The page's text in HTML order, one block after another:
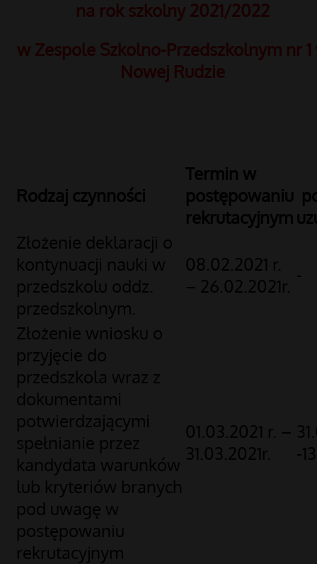
na rok szkolny 2021/2022
w Zespole Szkolno-Przedszkolnym nr 1
Nowej Rudzie
Rodzaj czynności
Termin w
postępowaniu
rekrutacyjnym
Złożenie deklaracji o
kontynuacji nauki w
przedszkolu oddz.
przedszkolnym.
08.02.2021 r.
– 26.02.2021r.
-
Złożenie wniosku o
przyjęcie do
przedszkola wraz z
dokumentami
potwierdzającymi
spełnianie przez
kandydata warunków
lub kryteriów branych
pod uwagę w
postępowaniu
rekrutacyjnym
01.03.2021 r. –
31.03.2021r.
-